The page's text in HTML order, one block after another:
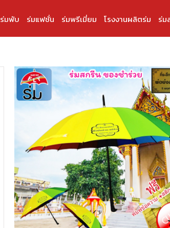
ร่มพับ ร่มแฟชั่น ร่มพรีเมี่ยม โรงงานผลิตร่ม ร่ม